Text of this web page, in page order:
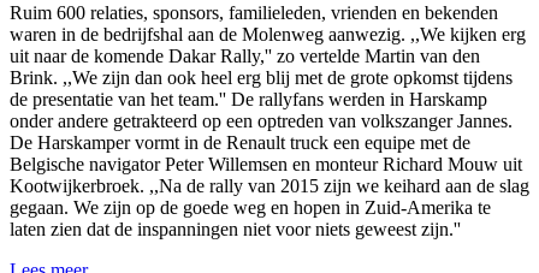
Ruim 600 relaties, sponsors, familieleden, vrienden en bekenden
waren in de bedrijfshal aan de Molenweg aanwezig. ,,We kijken erg
uit naar de komende Dakar Rally,'' zo vertelde Martin van den
Brink. ,,We zijn dan ook heel erg blij met de grote opkomst tijdens
de presentatie van het team.'' De rallyfans werden in Harskamp
onder andere getrakteerd op een optreden van volkszanger Jannes.
De Harskamper vormt in de Renault truck een equipe met de
Belgische navigator Peter Willemsen en monteur Richard Mouw uit
Kootwijkerbroek. ,,Na de rally van 2015 zijn we keihard aan de slag
gegaan. We zijn op de goede weg en hopen in Zuid-Amerika te
laten zien dat de inspanningen niet voor niets geweest zijn.''